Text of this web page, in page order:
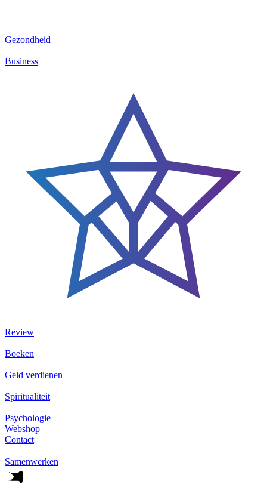
Gezondheid
Business
Review
Boeken
Geld verdienen
Spiritualiteit
Psychologie
Webshop
Contact
Samenwerken